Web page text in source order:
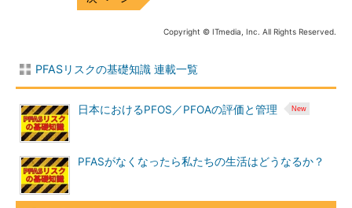
Copyright © ITmedia, Inc. All Rights Reserved.
PFASリスクの基礎知識 連載一覧
日本におけるPFOS／PFOAの評価と管理
PFASがなくなったら私たちの生活はどうなるか？